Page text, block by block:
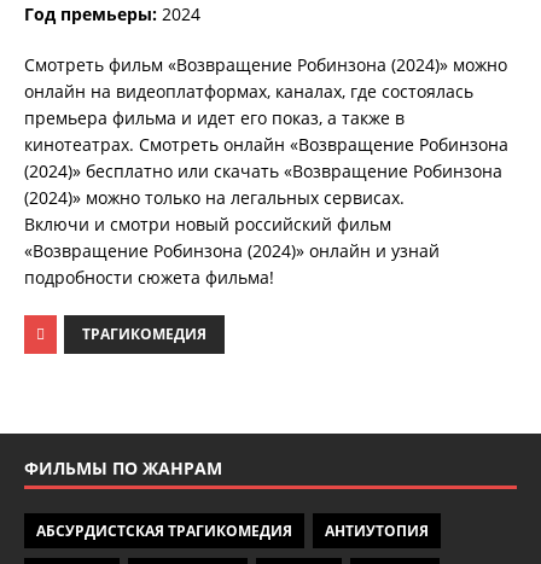
Год премьеры: 2024
Смотреть фильм «Возвращение Робинзона (2024)» можно
онлайн на видеоплатформах, каналах, где состоялась
премьера фильма и идет его показ, а также в
кинотеатрах. Смотреть онлайн «Возвращение Робинзона
(2024)» бесплатно или скачать «Возвращение Робинзона
(2024)» можно только на легальных сервисах.
Включи и смотри новый российский фильм
«Возвращение Робинзона (2024)» онлайн и узнай
подробности сюжета фильма!
ТРАГИКОМЕДИЯ
ФИЛЬМЫ ПО ЖАНРАМ
АБСУРДИСТСКАЯ ТРАГИКОМЕДИЯ АНТИУТОПИЯ